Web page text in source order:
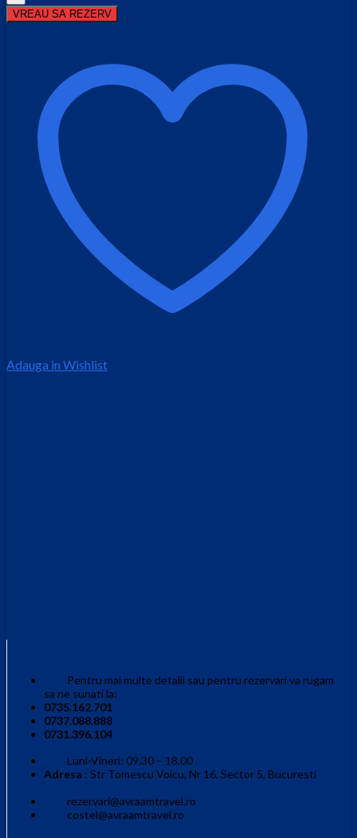
Bulgaria
VREAU SA REZERV
Adauga in Wishlist
Pentru mai multe detalii sau pentru rezervari va rugam
sa ne sunati la:
0735.162.701
0737.088.888
0731.396.104
Luni-Vineri: 09.30 – 18.00
Adresa : Str Tomescu Voicu, Nr 16, Sector 5, Bucuresti
rezervari@avraamtravel.ro
costel@avraamtravel.ro